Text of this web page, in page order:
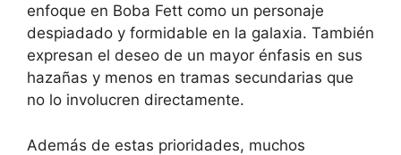
enfoque en Boba Fett como un personaje
despiadado y formidable en la galaxia. También
expresan el deseo de un mayor énfasis en sus
hazañas y menos en tramas secundarias que
no lo involucren directamente.
Además de estas prioridades, muchos